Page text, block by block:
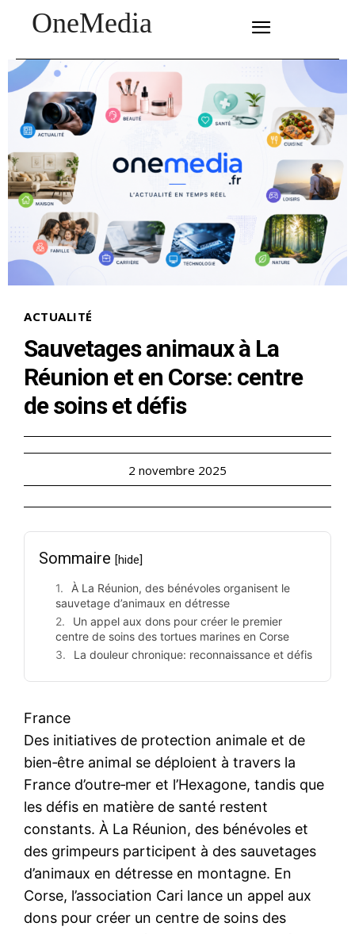
OneMedia
ACTUALITÉ
Sauvetages animaux à La
Réunion et en Corse: centre
de soins et défis
2 novembre 2025
Sommaire [hide]
À La Réunion, des bénévoles organisent le
sauvetage d’animaux en détresse
Un appel aux dons pour créer le premier
centre de soins des tortues marines en Corse
La douleur chronique: reconnaissance et défis
France
Des initiatives de protection animale et de
bien‑être animal se déploient à travers la
France d’outre‑mer et l’Hexagone, tandis que
les défis en matière de santé restent
constants. À La Réunion, des bénévoles et
des grimpeurs participent à des sauvetages
d’animaux en détresse en montagne. En
Corse, l’association Cari lance un appel aux
dons pour créer un centre de soins des